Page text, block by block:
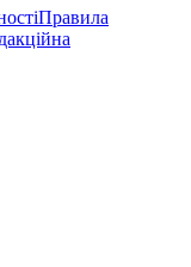
Правила